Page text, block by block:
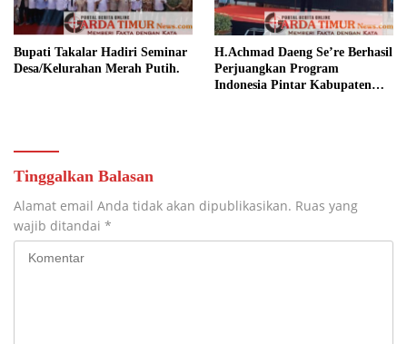
Bupati Takalar Hadiri Seminar
Desa/Kelurahan Merah Putih.
H.Achmad Daeng Se’re Berhasil
Perjuangkan Program
Indonesia Pintar Kabupaten
Tinggalkan Balasan
Alamat email Anda tidak akan dipublikasikan. Ruas yang
wajib ditandai *